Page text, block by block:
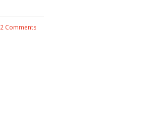
2 Comments